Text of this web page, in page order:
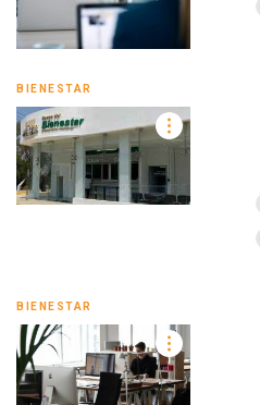
BIENESTAR
BIENESTAR